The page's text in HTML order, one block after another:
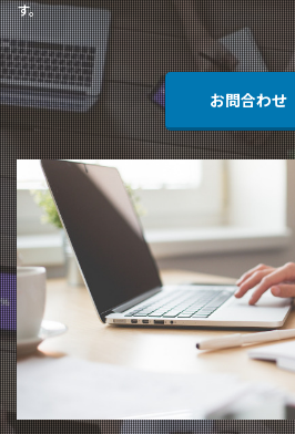
す。
お問合わせ